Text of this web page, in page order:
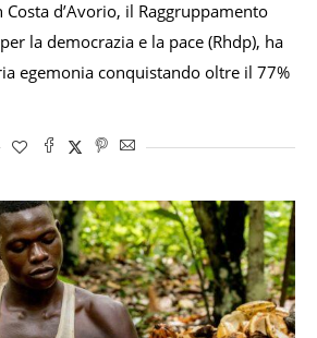
d’Avorio, il Raggruppamento
la democrazia e la pace (Rhdp), ha
egemonia conquistando oltre il 77%